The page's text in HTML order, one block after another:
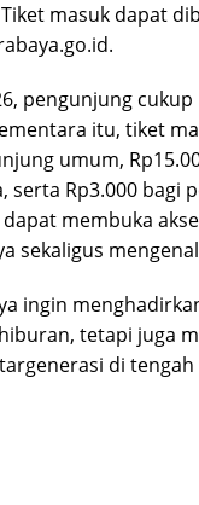
masuk dapat
pengunjung
itu, tiket
umum,
Rp3.000 bagi
membuka
ingin
tetapi juga
di